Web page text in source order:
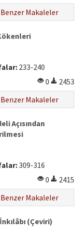
Benzer Makaleler
233-240
0
2453
Benzer Makaleler
Açısından
309-316
0
2415
Benzer Makaleler
(Çeviri)